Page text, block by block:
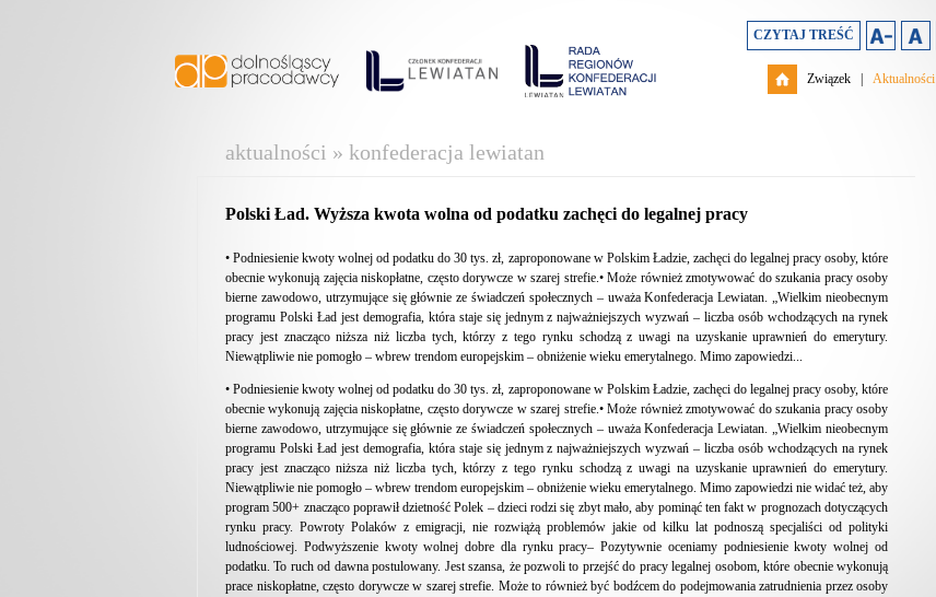
CZYTAJ TREŚĆ
Związek Aktualności
aktualności » konfederacja lewiatan
Polski Ład. Wyższa kwota wolna od podatku zachęci do legalnej pracy
• Podniesienie kwoty wolnej od podatku do 30 tys. zł, zaproponowane w Polskim Ładzie, zachęci do legalnej pracy osoby, które
obecnie wykonują zajęcia niskopłatne, często dorywcze w szarej strefie.• Może również zmotywować do szukania pracy osoby
bierne zawodowo, utrzymujące się głównie ze świadczeń społecznych – uważa Konfederacja Lewiatan. „Wielkim nieobecnym
programu Polski Ład jest demografia, która staje się jednym z najważniejszych wyzwań – liczba osób wchodzących na rynek
pracy jest znacząco niższa niż liczba tych, którzy z tego rynku schodzą z uwagi na uzyskanie uprawnień do emerytury.
Niewątpliwie nie pomogło – wbrew trendom europejskim – obniżenie wieku emerytalnego. Mimo zapowiedzi...
• Podniesienie kwoty wolnej od podatku do 30 tys. zł, zaproponowane w Polskim Ładzie, zachęci do legalnej pracy osoby, które
obecnie wykonują zajęcia niskopłatne, często dorywcze w szarej strefie.• Może również zmotywować do szukania pracy osoby
bierne zawodowo, utrzymujące się głównie ze świadczeń społecznych – uważa Konfederacja Lewiatan. „Wielkim nieobecnym
programu Polski Ład jest demografia, która staje się jednym z najważniejszych wyzwań – liczba osób wchodzących na rynek
pracy jest znacząco niższa niż liczba tych, którzy z tego rynku schodzą z uwagi na uzyskanie uprawnień do emerytury.
Niewątpliwie nie pomogło – wbrew trendom europejskim – obniżenie wieku emerytalnego. Mimo zapowiedzi nie widać też, aby
program 500+ znacząco poprawił dzietność Polek – dzieci rodzi się zbyt mało, aby pominąć ten fakt w prognozach dotyczących
rynku pracy. Powroty Polaków z emigracji, nie rozwiążą problemów jakie od kilku lat podnoszą specjaliści od polityki
ludnościowej. Podwyższenie kwoty wolnej dobre dla rynku pracy– Pozytywnie oceniamy podniesienie kwoty wolnej od
podatku. To ruch od dawna postulowany. Jest szansa, że pozwoli to przejść do pracy legalnej osobom, które obecnie wykonują
prace niskopłatne, często dorywcze w szarej strefie. Może to również być bodźcem do podejmowania zatrudnienia przez osoby